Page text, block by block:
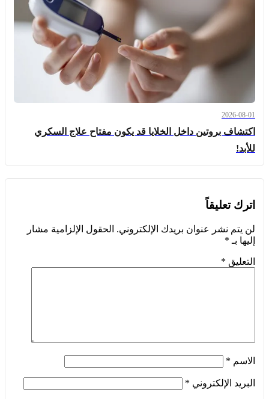
2026-08-01
اكتشاف بروتين داخل الخلايا قد يكون مفتاح علاج السكري
للأبد!
اترك تعليقاً
لن يتم نشر عنوان بريدك الإلكتروني. الحقول الإلزامية مشار
إليها بـ *
التعليق *
الاسم *
البريد الإلكتروني *